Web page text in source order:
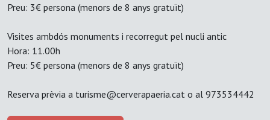
Preu: 3€ persona (menors de 8 anys gratuït)
Visites ambdós monuments i recorregut pel nucli antic
Hora: 11.00h
Preu: 5€ persona (menors de 8 anys gratuït)
Reserva prèvia a turisme@cerverapaeria.cat o al 973534442